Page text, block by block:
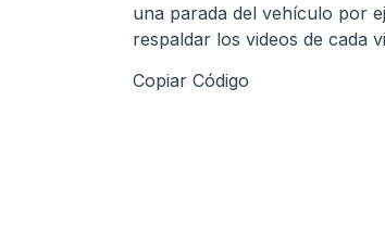
una parada del vehículo por
respaldar los videos de cada
Copiar Código